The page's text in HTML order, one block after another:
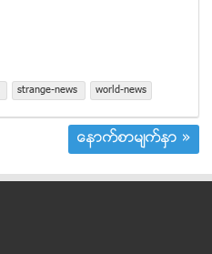
strange-news world-news
ေနာက္စာမ်က္ႏွာ »